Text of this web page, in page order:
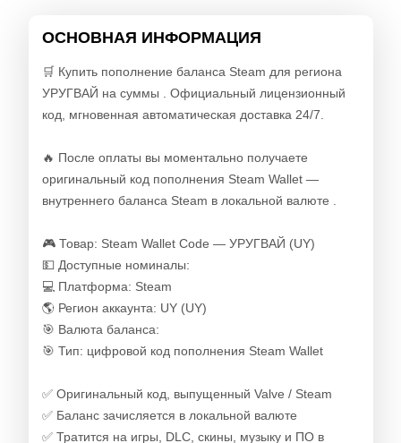
ОСНОВНАЯ ИНФОРМАЦИЯ
🛒 Купить пополнение баланса Steam для региона
УРУГВАЙ на суммы . Официальный лицензионный
код, мгновенная автоматическая доставка 24/7.
🔥 После оплаты вы моментально получаете
оригинальный код пополнения Steam Wallet —
внутреннего баланса Steam в локальной валюте .
🎮 Товар: Steam Wallet Code — УРУГВАЙ (UY)
💵 Доступные номиналы:
💻 Платформа: Steam
🌎 Регион аккаунта: UY (UY)
🎯 Валюта баланса:
🎯 Тип: цифровой код пополнения Steam Wallet
✅ Оригинальный код, выпущенный Valve / Steam
✅ Баланс зачисляется в локальной валюте
✅ Тратится на игры, DLC, скины, музыку и ПО в